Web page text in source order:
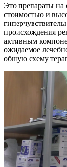
Это препараты на
стоимостью и
происхождения
активным
ожидаемое
общую схему